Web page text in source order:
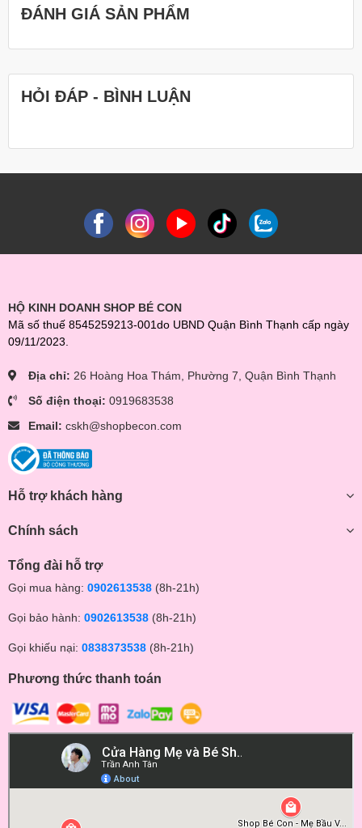
ĐÁNH GIÁ SẢN PHẨM
HỎI ĐÁP - BÌNH LUẬN
HỘ KINH DOANH SHOP BÉ CON
Mã số thuế 8545259213-001do UBND Quận Bình Thạnh cấp ngày
09/11/2023.
Địa chỉ: 26 Hoàng Hoa Thám, Phường 7, Quận Bình Thạnh
Số điện thoại: 0919683538
Email: cskh@shopbecon.com
Hỗ trợ khách hàng
Chính sách
Tổng đài hỗ trợ
Gọi mua hàng: 0902613538 (8h-21h)
Gọi bảo hành: 0902613538 (8h-21h)
Gọi khiếu nại: 0838373538 (8h-21h)
Phương thức thanh toán